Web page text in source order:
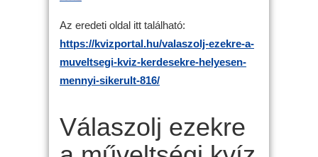
Az eredeti oldal itt található:
https://kvizportal.hu/valaszolj-ezekre-a-
muveltsegi-kviz-kerdesekre-helyesen-
mennyi-sikerult-816/
Válaszolj ezekre